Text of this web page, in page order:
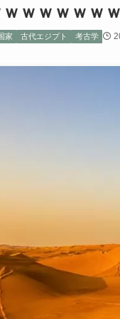
ｗｗｗｗｗ
家 古代エジプト 考古学